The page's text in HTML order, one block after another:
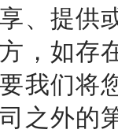
、提供
，如存
我们将
之外的